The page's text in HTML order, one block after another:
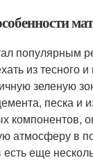
популярным
из тесного
зеленую
песка и
компонентов,
атмосферу в
есть еще